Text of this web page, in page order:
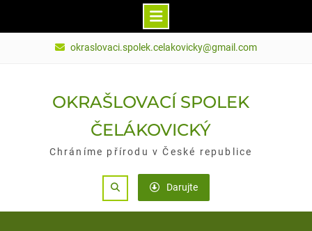
okraslovaci.spolek.celakovicky@gmail.com
OKRAŠLOVACÍ SPOLEK
ČELÁKOVICKÝ
Chráníme přírodu v České republice
Search Darujte